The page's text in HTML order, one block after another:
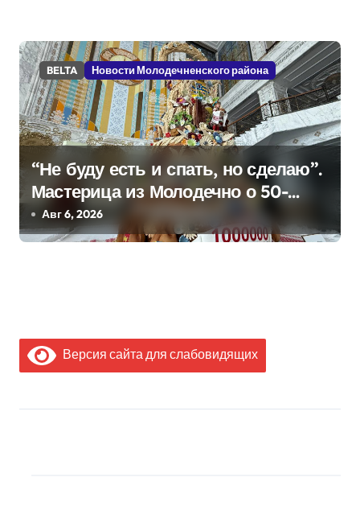
BELTA Новости Молодечненского района
“Не буду есть и спать, но сделаю”.
Мастерица из Молодечно о 50-
килограммовом каравае для
Дворца Независимости
Авг 6, 2026
Версия сайта для слабовидящих